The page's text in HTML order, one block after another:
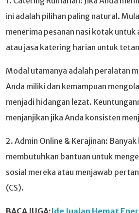
ini adalah pilihan paling natural.
menerima pesanan nasi kotak untuk
atau jasa katering harian untuk
Modal utamanya adalah peralatan
Anda miliki dan kemampuan
menjadi hidangan lezat.
menjanjikan jika Anda konsisten
2. Admin Online & Kerajinan: Banyak
membutuhkan bantuan untuk
sosial mereka atau menjawab
(CS).
BACA JUGA:Ide Jualan Hemat